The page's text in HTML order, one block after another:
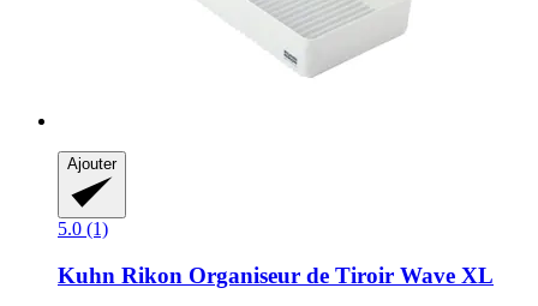
Ajouter
5.0 (1)
Kuhn Rikon Organiseur de Tiroir Wave XL